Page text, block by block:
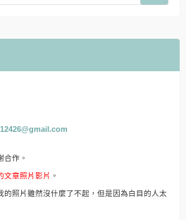
合作。
文章照片影片 。
的照片雖然沒什麼了不起，但是因為白目的人太